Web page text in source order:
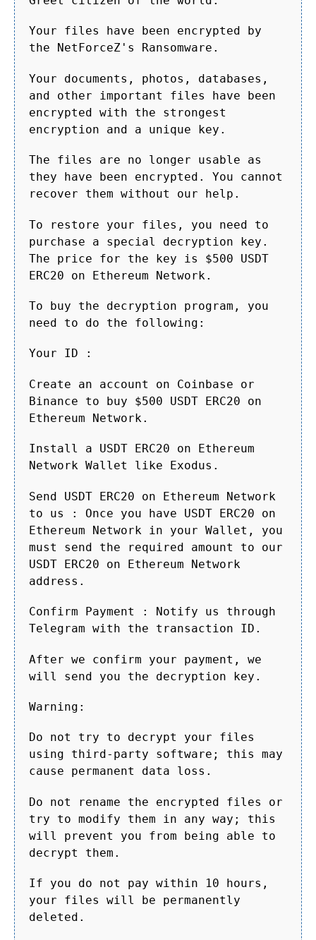
Your files have been encrypted by
the NetForceZ's Ransomware.
Your documents, photos, databases,
and other important files have been
encrypted with the strongest
encryption and a unique key.
The files are no longer usable as
they have been encrypted. You cannot
recover them without our help.
To restore your files, you need to
purchase a special decryption key.
The price for the key is $500 USDT
ERC20 on Ethereum Network.
To buy the decryption program, you
need to do the following:
Your ID :
Create an account on Coinbase or
Binance to buy $500 USDT ERC20 on
Ethereum Network.
Install a USDT ERC20 on Ethereum
Network Wallet like Exodus.
Send USDT ERC20 on Ethereum Network
to us : Once you have USDT ERC20 on
Ethereum Network in your Wallet, you
must send the required amount to our
USDT ERC20 on Ethereum Network
address.
Confirm Payment : Notify us through
Telegram with the transaction ID.
After we confirm your payment, we
will send you the decryption key.
Warning:
Do not try to decrypt your files
using third-party software; this may
cause permanent data loss.
Do not rename the encrypted files or
try to modify them in any way; this
will prevent you from being able to
decrypt them.
If you do not pay within 10 hours,
your files will be permanently
deleted.